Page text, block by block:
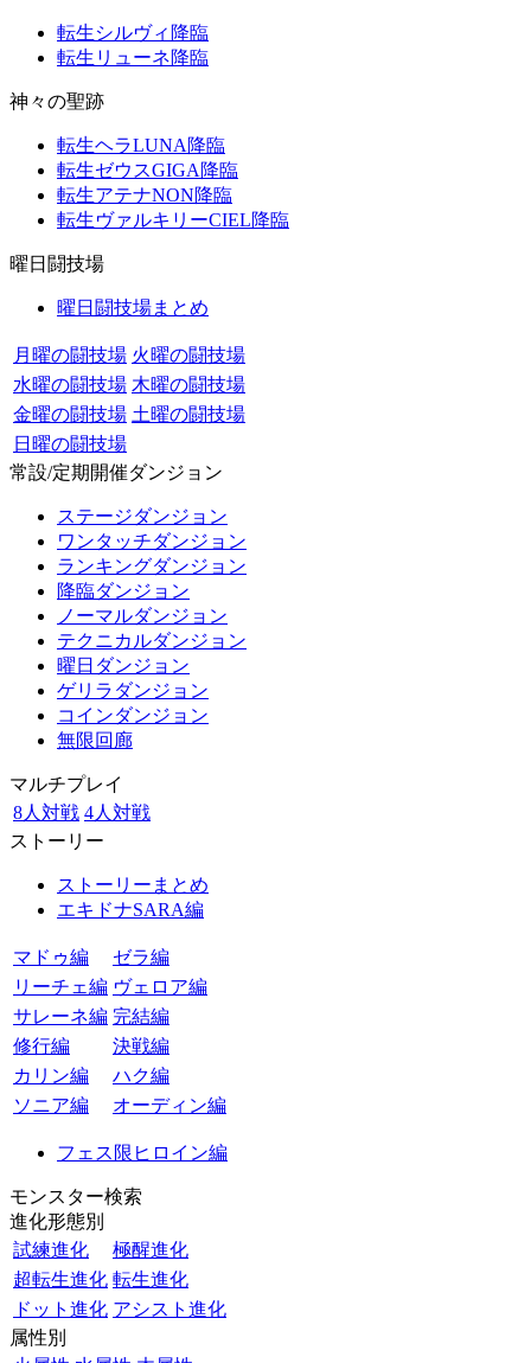
転生シルヴィ降臨
転生リューネ降臨
神々の聖跡
転生ヘラLUNA降臨
転生ゼウスGIGA降臨
転生アテナNON降臨
転生ヴァルキリーCIEL降臨
曜日闘技場
曜日闘技場まとめ
月曜の闘技場 火曜の闘技場
水曜の闘技場 木曜の闘技場
金曜の闘技場 土曜の闘技場
日曜の闘技場
常設/定期開催ダンジョン
ステージダンジョン
ワンタッチダンジョン
ランキングダンジョン
降臨ダンジョン
ノーマルダンジョン
テクニカルダンジョン
曜日ダンジョン
ゲリラダンジョン
コインダンジョン
無限回廊
マルチプレイ
8人対戦 4人対戦
ストーリー
ストーリーまとめ
エキドナSARA編
マドゥ編
ゼラ編
リーチェ編 ヴェロア編
サレーネ編 完結編
修行編
決戦編
カリン編
ハク編
ソニア編
オーディン編
フェス限ヒロイン編
モンスター検索
進化形態別
試練進化
極醒進化
超転生進化 転生進化
ドット進化 アシスト進化
属性別